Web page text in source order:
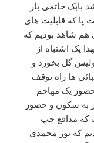
بابک حاتمی بار
پا که قابلیت های
هم شاهد بودیم که
یک اشتباه از
گل بخورد و
ها راه توقف
حضور یک مهاجم
به سکون و حضور
که مدافع چپ
که نور محمدی